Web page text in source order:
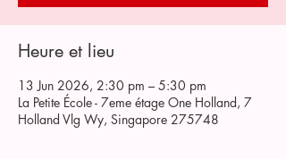
Heure et lieu
13 Jun 2026, 2:30 pm – 5:30 pm
La Petite École - 7eme étage One Holland, 7
Holland Vlg Wy, Singapore 275748